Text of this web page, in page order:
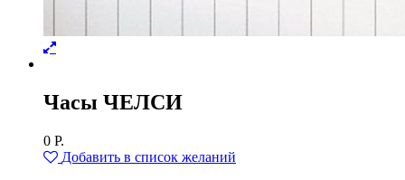
Часы ЧЕЛСИ
0 Р.
Добавить в список желаний